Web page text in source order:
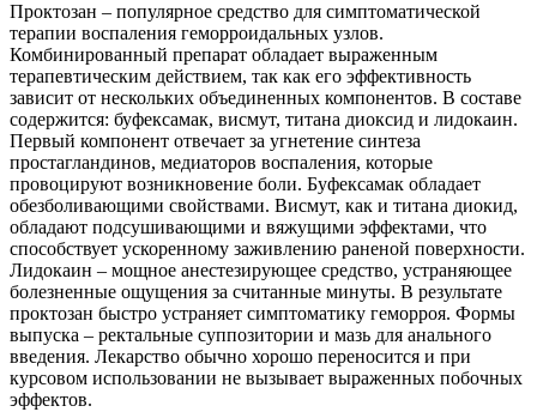
Проктозан – популярное средство для симптоматической
терапии воспаления геморроидальных узлов.
Комбинированный препарат обладает выраженным
терапевтическим действием, так как его эффективность
зависит от нескольких объединенных компонентов. В составе
содержится: буфексамак, висмут, титана диоксид и лидокаин.
Первый компонент отвечает за угнетение синтеза
простагландинов, медиаторов воспаления, которые
провоцируют возникновение боли. Буфексамак обладает
обезболивающими свойствами. Висмут, как и титана диокид,
обладают подсушивающими и вяжущими эффектами, что
способствует ускоренному заживлению раненой поверхности.
Лидокаин – мощное анестезирующее средство, устраняющее
болезненные ощущения за считанные минуты. В результате
проктозан быстро устраняет симптоматику геморроя. Формы
выпуска – ректальные суппозитории и мазь для анального
введения. Лекарство обычно хорошо переносится и при
курсовом использовании не вызывает выраженных побочных
эффектов.